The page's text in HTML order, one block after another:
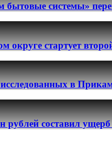
бытовые системы»
округе стартует
в
составил